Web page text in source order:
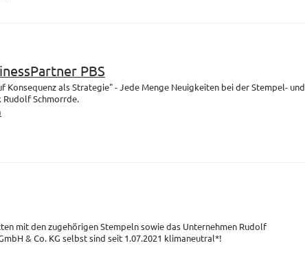
PBS
Konsequenz als Strategie" - Jede Menge Neuigkeiten bei der Stempel- und
Schmorrde.
mit den zugehörigen Stempeln sowie das Unternehmen Rudolf
& Co. KG selbst sind seit 1.07.2021 klimaneutral*!